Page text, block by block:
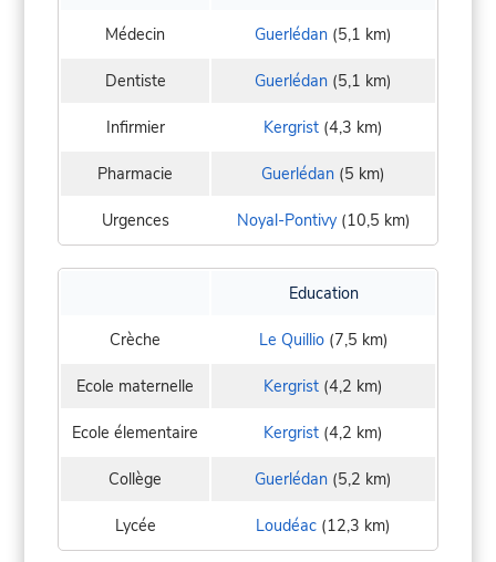
Médecin Guerlédan (5,1 km)
Dentiste Guerlédan (5,1 km)
Infirmier Kergrist (4,3 km)
Pharmacie Guerlédan (5 km)
Urgences Noyal-Pontivy(10,5 km)
Education
Crèche Le Quillio(7,5 km)
Ecole maternelle Kergrist (4,2 km)
Ecole élementaire Kergrist (4,2 km)
Collège Guerlédan (5,2 km)
Lycée Loudéac (12,3 km)